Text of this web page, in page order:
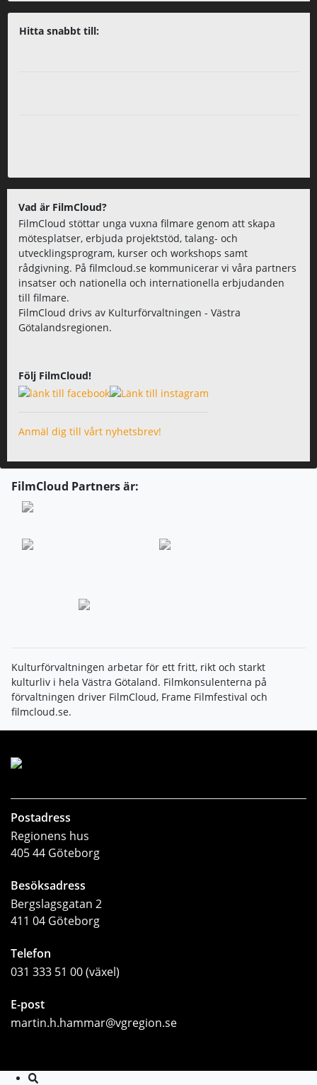
Hitta snabbt till:
Vad är FilmCloud?
FilmCloud stöttar unga vuxna filmare genom att skapa
mötesplatser, erbjuda projektstöd, talang- och
utvecklingsprogram, kurser och workshops samt
rådgivning. På filmcloud.se kommunicerar vi våra partners
insatser och nationella och internationella erbjudanden
till filmare.
FilmCloud drivs av Kulturförvaltningen - Västra
Götalandsregionen.
Följ FilmCloud!
Anmäl dig till vårt nyhetsbrev!
FilmCloud Partners är:
Kulturförvaltningen arbetar för ett fritt, rikt och starkt
kulturliv i hela Västra Götaland. Filmkonsulenterna på
förvaltningen driver FilmCloud, Frame Filmfestival och
filmcloud.se.
Postadress
Regionens hus
405 44 Göteborg
Besöksadress
Bergslagsgatan 2
411 04 Göteborg
Telefon
031 333 51 00 (växel)
E-post
martin.h.hammar@vgregion.se